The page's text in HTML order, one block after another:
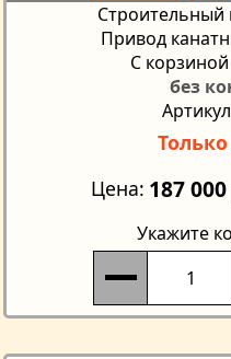
Строительный
Привод
С корзиной
без
Цена 187
Укажите